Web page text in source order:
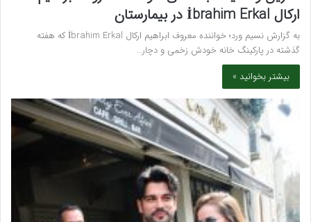
ارکال İbrahim Erkal در بیمارستان
به گزارش نسیم ورد؛ خواننده معروف ابراهیم ارکال İbrahim Erkal که هفته
گذشته در پارکینگ خانه خودش زخمی و دچار…
بیشتر بخوانید »